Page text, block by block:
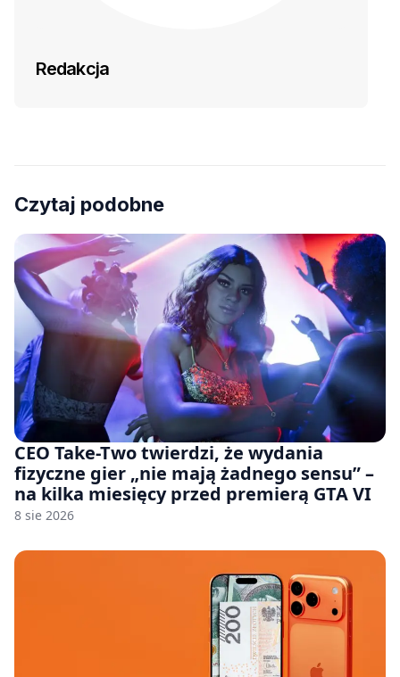
Redakcja
Czytaj podobne
CEO Take-Two twierdzi, że wydania
fizyczne gier „nie mają żadnego sensu” –
na kilka miesięcy przed premierą GTA VI
8 sie 2026